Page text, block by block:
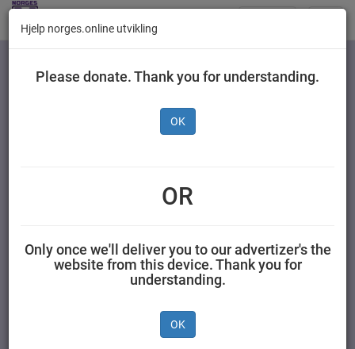
Kategorier
bringebær, vanilje 400 g
Hjelp norges.online utvikling
Please donate. Thank you for understanding.
OK
OR
Only once we'll deliver you to our advertizer's the
website from this device. Thank you for
understanding.
OK